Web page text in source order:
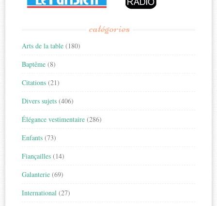
catégories
Arts de la table (180)
Baptême (8)
Citations (21)
Divers sujets (406)
Élégance vestimentaire (286)
Enfants (73)
Fiançailles (14)
Galanterie (69)
International (27)